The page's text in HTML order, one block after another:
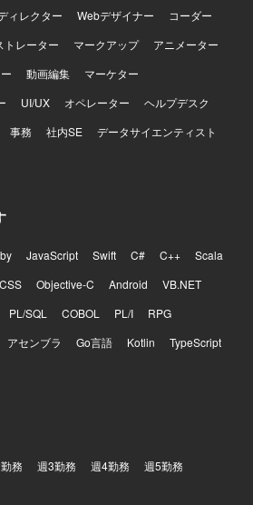
ィレクター Webデザイナー
コーダー
トレーター マークアップ
アニメーター
動画編集
マーケター
UI/UX オペレーター
ヘルプデスク
事務 社内SE
データサイエンティスト
JavaScript Swift C# C++
Scala
CSS Objective-C Android
VB.NET
PL/SQL COBOL PL/I
RPG
アセンブラ Go言語 Kotlin
TypeScript
務 週3勤務 週4勤務 週5勤務